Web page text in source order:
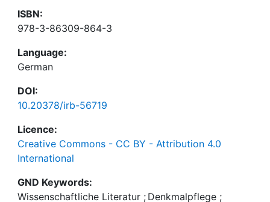
ISBN:
978-3-86309-864-3
Language:
German
DOI:
10.20378/irb-56719
Licence:
Creative Commons - CC BY - Attribution 4.0
International
GND Keywords:
Wissenschaftliche Literatur ; Denkmalpflege ;